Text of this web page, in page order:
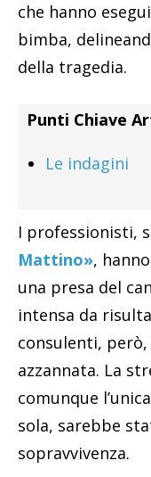
che hanno
bimba,
della tragedia.
Punti Chiave
Le indagini
I professionisti,
Mattino»,
una presa del
intensa da
consulenti,
azzannata. La
comunque
sola, sarebbe
sopravvivenza.